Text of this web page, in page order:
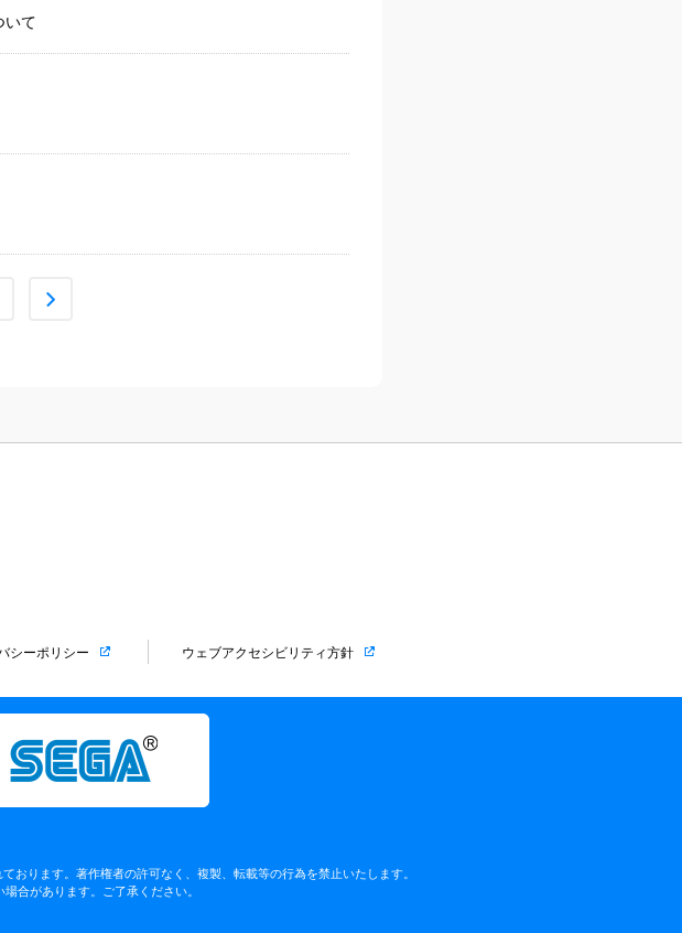
いて
シーポリシー ウェブアクセシビリティ方針
ります。著作権者の許可なく、複製、転載等の行為を禁止いたします。
合があります。ご了承ください。